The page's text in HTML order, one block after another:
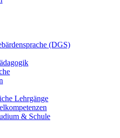
(DGS)
Lehrgänge
& Schule